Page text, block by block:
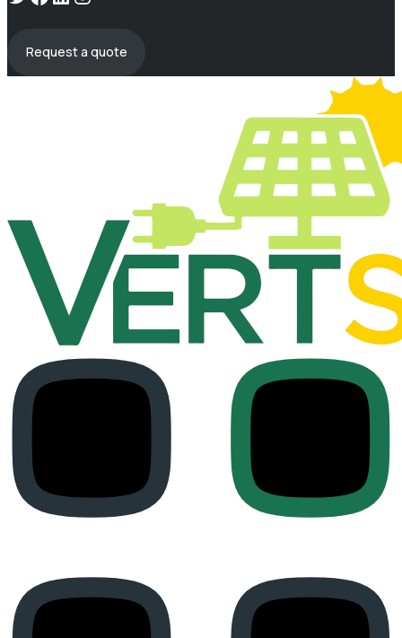
Request a quote